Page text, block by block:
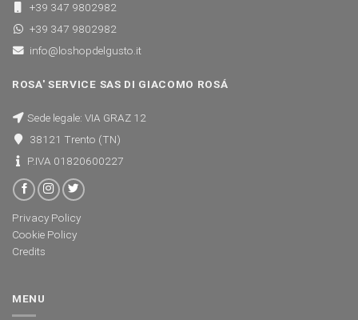
+39 347 9802982
+39 347 9802982
info@loshopdelgusto.it
ROSA' SERVICE SAS DI GIACOMO ROSÁ
Sede legale: VIA GRAZ 12
38121 Trento (TN)
P.IVA 01820600227
Privacy Policy
Cookie Policy
Credits
MENU